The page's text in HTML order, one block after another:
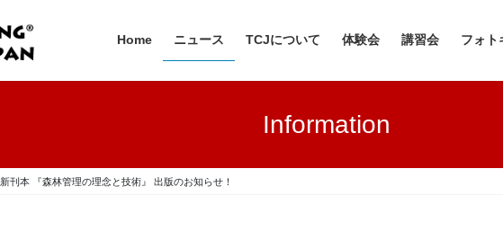
Home ニュース TCJについて 体験会 講習会 フォト
Information
新刊本 『森林管理の理念と技術』 出版のお知らせ！